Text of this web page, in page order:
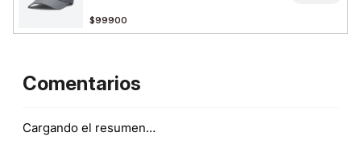
$99900
Comentarios
Cargando el resumen…